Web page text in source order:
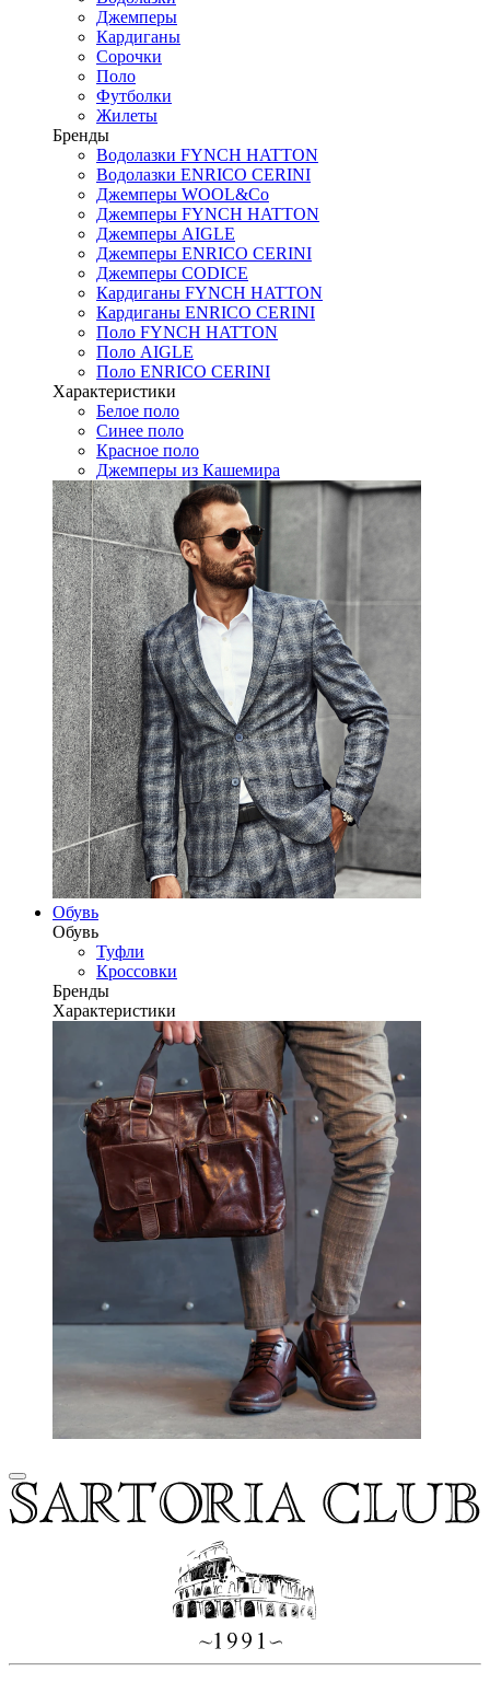
Джемперы
Кардиганы
Сорочки
Поло
Футболки
Жилеты
Бренды
Водолазки FYNCH HATTON
Водолазки ENRICO CERINI
Джемперы WOOL&Co
Джемперы FYNCH HATTON
Джемперы AIGLE
Джемперы ENRICO CERINI
Джемперы CODICE
Кардиганы FYNCH HATTON
Кардиганы ENRICO CERINI
Поло FYNCH HATTON
Поло AIGLE
Поло ENRICO CERINI
Характеристики
Белое поло
Синее поло
Красное поло
Джемперы из Кашемира
Обувь
Обувь
Туфли
Кроссовки
Бренды
Характеристики